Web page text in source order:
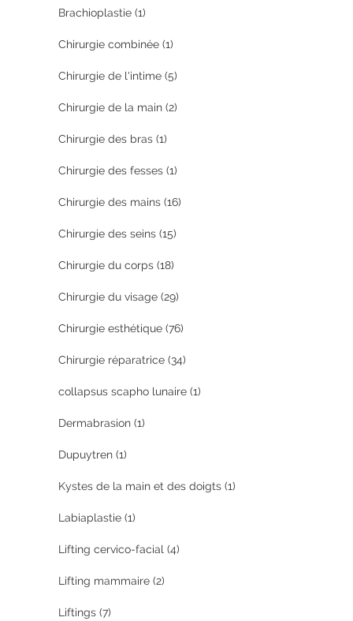
Brachioplastie (1)
Chirurgie combinée (1)
Chirurgie de l'intime (5)
Chirurgie de la main (2)
Chirurgie des bras (1)
Chirurgie des fesses (1)
Chirurgie des mains (16)
Chirurgie des seins (15)
Chirurgie du corps (18)
Chirurgie du visage (29)
Chirurgie esthétique (76)
Chirurgie réparatrice (34)
collapsus scapho lunaire (1)
Dermabrasion (1)
Dupuytren (1)
Kystes de la main et des doigts (1)
Labiaplastie (1)
Lifting cervico-facial (4)
Lifting mammaire (2)
Liftings (7)